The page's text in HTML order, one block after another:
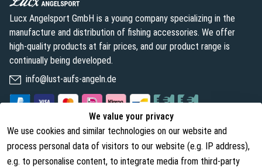
We value your privacy
We use cookies and similar technologies on our website and
process personal data of visitors to our website (e.g. IP address),
e.g. to personalise content, to integrate media from third-party
Lucx Angelsport GmbH is a young company specializing in the
manufacture and distribution of fishing accessories. We offer
high-quality products at fair prices, and our product range is
continually being developed.
info@lust-aufs-angeln.de
Legal
Terms and Conditions
About us
About Us